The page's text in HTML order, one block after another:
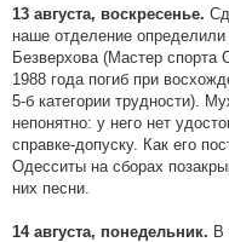
13 августа, воскресенье.
наше отделение
Безверхова (Мастер спорта
1988 года погиб при
5-б категории трудности).
непонятно: у него нет
справке-допуску. Как его
Одесситы на сборах
них песни.
14 августа, понедельник. В